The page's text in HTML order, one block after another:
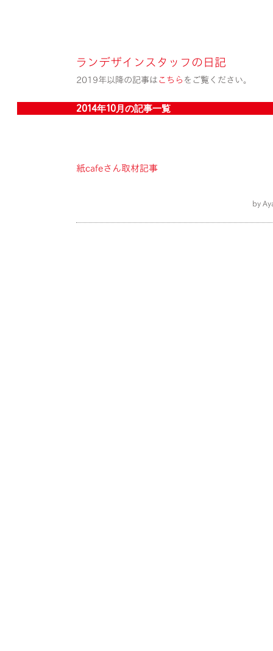
ランデザインスタッフの日記
2019年以降の記事は こちら をご覧ください。
2014年10月の記事一覧
紙cafeさん取材記事
by